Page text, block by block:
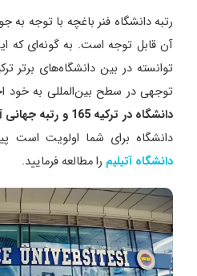
رتبه دانشگاه فنر باغچه با توجه
آن قابل توجه است. به گونه‌ای که
توانسته در بین دانشگاه‌های برتر
توجهی در سطح بین‌المللی به
دانشگاه در ترکیه 165 و رتبه جهانی آن 9768 است.
دانشگاه برای شما اولویت است
دانشگاه آتیلیم را مطالعه فرمایید.